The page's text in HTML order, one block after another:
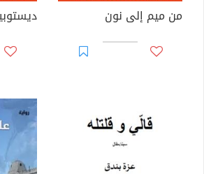
من ميم إلى نون